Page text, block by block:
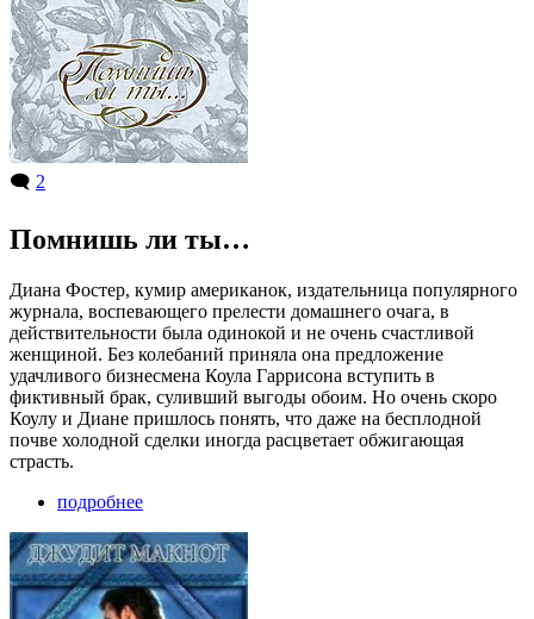
🗨️ 2
Помнишь ли ты…
Диана Фостер, кумир американок, издательница популярного
журнала, воспевающего прелести домашнего очага, в
действительности была одинокой и не очень счастливой
женщиной. Без колебаний приняла она предложение
удачливого бизнесмена Коула Гаррисона вступить в
фиктивный брак, суливший выгоды обоим. Но очень скоро
Коулу и Диане пришлось понять, что даже на бесплодной
почве холодной сделки иногда расцветает обжигающая
страсть.
подробнее